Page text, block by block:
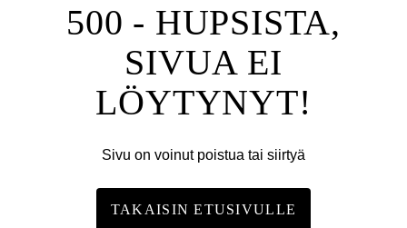
500 - HUPSISTA,
SIVUA EI
LÖYTYNYT!
Sivu on voinut poistua tai siirtyä
TAKAISIN ETUSIVULLE